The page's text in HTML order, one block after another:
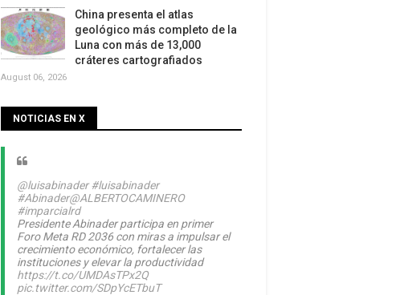
China presenta el atlas
geológico más completo de la
Luna con más de 13,000
cráteres cartografiados
August 06, 2026
NOTICIAS EN X
@luisabinader #luisabinader
#Abinader@ALBERTOCAMINERO
#imparcialrd
Presidente Abinader participa en primer
Foro Meta RD 2036 con miras a impulsar el
crecimiento económico, fortalecer las
instituciones y elevar la productividad
https://t.co/UMDAsTPx2Q
pic.twitter.com/SDpYcETbuT